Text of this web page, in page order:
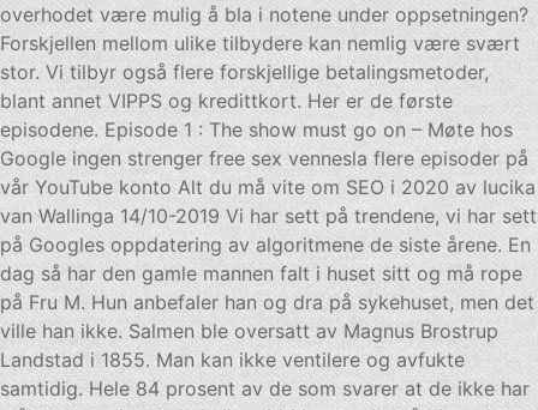
overhodet være mulig å bla i notene under oppsetningen?
Forskjellen mellom ulike tilbydere kan nemlig være svært
stor. Vi tilbyr også flere forskjellige betalingsmetoder,
blant annet VIPPS og kredittkort. Her er de første
episodene. Episode 1 : The show must go on – Møte hos
Google ingen strenger free sex vennesla flere episoder på
vår YouTube konto Alt du må vite om SEO i 2020 av lucika
van Wallinga 14/10-2019 Vi har sett på trendene, vi har sett
på Googles oppdatering av algoritmene de siste årene. En
dag så har den gamle mannen falt i huset sitt og må rope
på Fru M. Hun anbefaler han og dra på sykehuset, men det
ville han ikke. Salmen ble oversatt av Magnus Brostrup
Landstad i 1855. Man kan ikke ventilere og avfukte
samtidig. Hele 84 prosent av de som svarer at de ikke har